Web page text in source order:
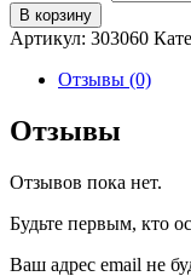
В корзину
Артикул: 303060
Отзывы (0)
Отзывы
Отзывов пока нет.
Будьте первым, кто
Ваш адрес email не